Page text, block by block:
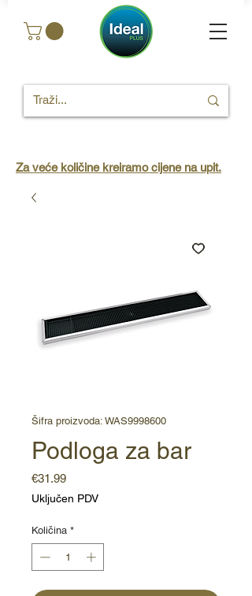
Za veće količine kreiramo cijene na upit.
Šifra proizvoda: WAS9998600
Podloga za bar
€31.99Cijena
Uključen PDV
Količina *